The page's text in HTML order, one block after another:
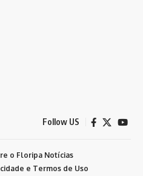
Follow US
o Floripa Notícias
e Termos de Uso